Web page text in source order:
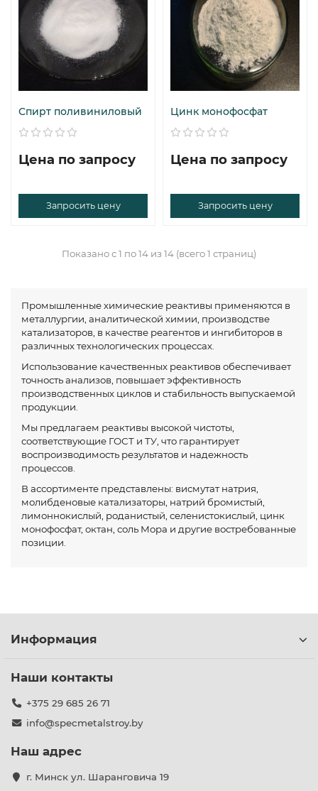
Спирт поливиниловый
Цена по запросу
Запросить цену
Цинк монофосфат
Цена по запросу
Запросить цену
Показано с 1 по 14 из 14 (всего 1 страниц)
Промышленные химические реактивы применяются в
металлургии, аналитической химии, производстве
катализаторов, в качестве реагентов и ингибиторов в
различных технологических процессах.
Использование качественных реактивов обеспечивает
точность анализов, повышает эффективность
производственных циклов и стабильность выпускаемой
продукции.
Мы предлагаем реактивы высокой чистоты,
соответствующие ГОСТ и ТУ, что гарантирует
воспроизводимость результатов и надежность
процессов.
В ассортименте представлены: висмутат натрия,
молибденовые катализаторы, натрий бромистый,
лимоннокислый, роданистый, селенистокислый, цинк
монофосфат, октан, соль Мора и другие востребованные
позиции.
Информация
Наши контакты
+375 29 685 26 71
info@specmetalstroy.by
Наш адрес
г. Минск ул. Шаранговича 19